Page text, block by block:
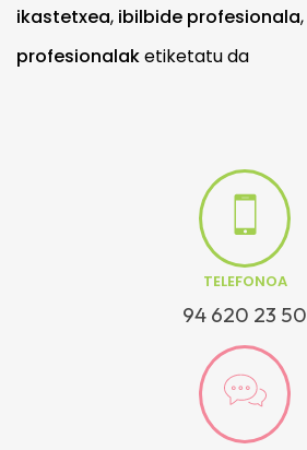
ikastetxea, ibilbide profesionala,
profesionalaketiketatu da
TELEFONOA
94 620 23 50